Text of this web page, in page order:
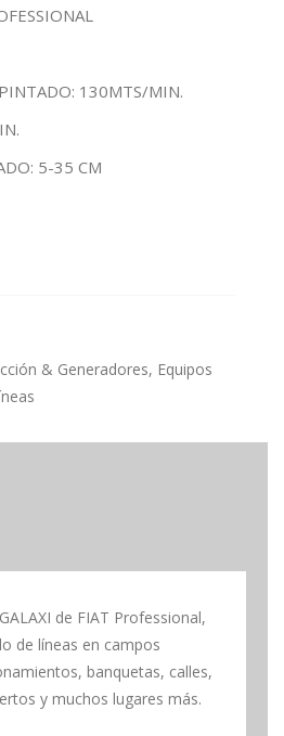
130MTS/MIN.
5-35 CM
& Generadores, Equipos
de FIAT Professional,
de líneas en campos
banquetas, calles,
y muchos lugares más.